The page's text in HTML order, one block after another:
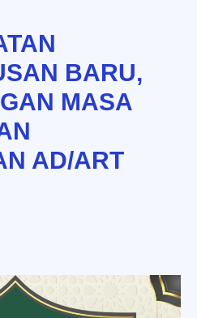
BARU,
MASA
AD/ART